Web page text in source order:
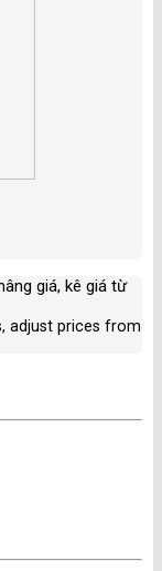
giá, kê giá từ
adjust prices from